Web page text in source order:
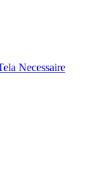
Necessaire